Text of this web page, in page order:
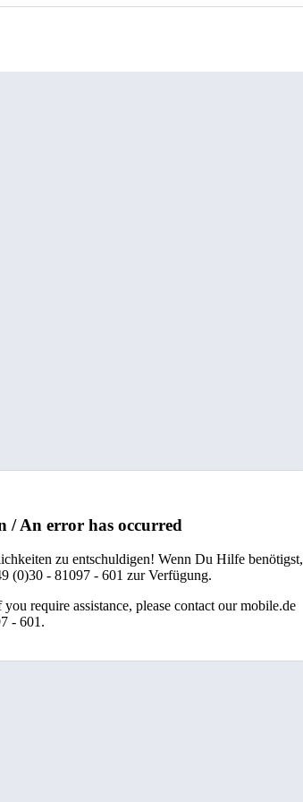
/ An error has occurred
zu entschuldigen! Wenn Du Hilfe benötigst,
(0)30 - 81097 - 601 zur Verfügung.
require assistance, please contact our mobile.de
- 601.